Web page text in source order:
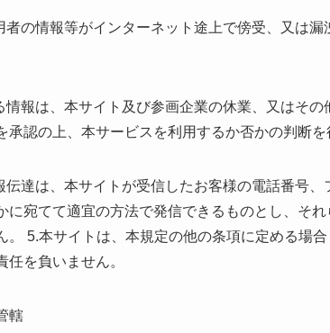
の情報等がインターネット途上で傍受、又は漏
報は、本サイト及び参画企業の休業、又はそ
認の上、本サービスを利用するか否かの判断を
達は、本サイトが受信したお客様の電話番号
に宛てて適宜の方法で発信できるものとし、そ
。 5.本サイトは、本規定の他の条項に定める場
任を負いません。
轄